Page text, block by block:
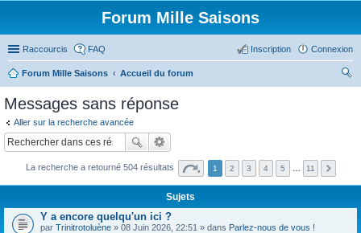
Forum Mille Saisons
Raccourcis FAQ Connexion
Inscription
Forum Mille Saisons
Accueil du forum
Messages sans réponse
Aller sur la recherche avancée
La recherche a retourné 504 résultats 1 2 3 4 5 11
Sujets
Y a encore quelqu'un ici ?
par Trinitrotoluène » 08 Juin 2026, 22:51 » dans Parlez-nous de vous !